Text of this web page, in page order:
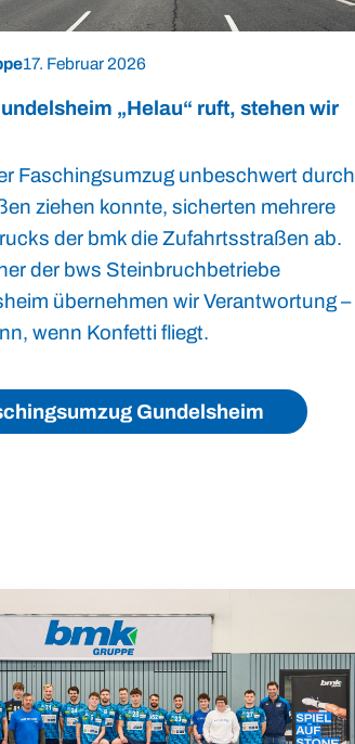
17. Februar 2026
„Helau“ ruft, stehen wir
Faschingsumzug unbeschwert durch
ziehen konnte, sicherten mehrere
der bmk die Zufahrtsstraßen ab.
der bws Steinbruchbetriebe
übernehmen wir Verantwortung –
wenn Konfetti fliegt.
Gundelsheim